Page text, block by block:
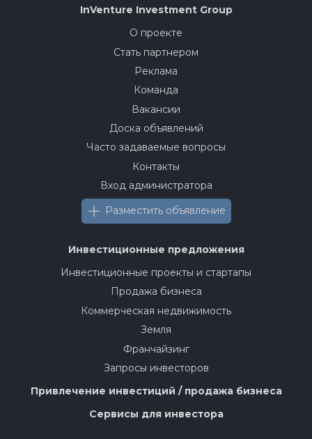
InVenture Investment Group
О проекте
Стать партнером
Реклама
Команда
Вакансии
Доска объявлений
Часто задаваемые вопросы
Контакты
Вход администратора
Разместить объявление
Инвестиционные предложения
Инвестиционные проекты и стартапы
Продажа бизнеса
Коммерческая недвижимость
Земля
Франчайзинг
Запросы инвесторов
Привлечение инвестиций / продажа бизнеса
Сервисы для инвестора